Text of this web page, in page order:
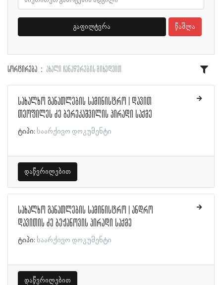
გაფილტვრა წაშლა
სორტირება ახალი ჩანაწერების მიხედვით
სახალხო განათლების სამინისტრო | დავით
თეოფილეს ძე ბერეკაშვილის პირადი საქმე
ტიპი: საარქივო დოკუმენტი
დაწვრილებით
სახალხო განათლების სამინისტრო | ანდრო
დავითის ძე ბეჟანოვის პირადი საქმე
ტიპი: საარქივო დოკუმენტი
დაწვრილებით